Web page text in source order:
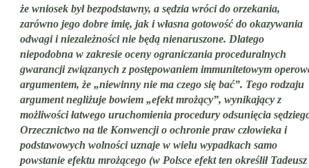
że wniosek był bezpodstawny, a sędzia wróci do orzekania,
zarówno jego dobre imię, jak i własna gotowość do okazywania
odwagi i niezależności nie będą nienaruszone. Dlatego
niepodobna w zakresie oceny ograniczania proceduralnych
gwarancji związanych z postępowaniem immunitetowym
argumentem, że „niewinny nie ma czego się bać”. Tego rodzaju
argument negliżuje bowiem „efekt mrożący”, wynikający z
możliwości łatwego uruchomienia procedury odsunięcia
Orzecznictwo na tle Konwencji o ochronie praw człowieka i
podstawowych wolności uznaje w wielu wypadkach samo
powstanie efektu mrożącego (w Polsce efekt ten określił Tadeusz